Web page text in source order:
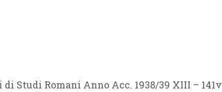
di Studi Romani Anno Acc. 1938/39 XIII – 141v